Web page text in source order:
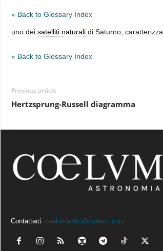
n
« Back to Glossary Index
uno dei satelliti naturalidi Saturno,
« Back to Glossary Index
Previous article
Hertzsprung-Russell diagramma
Contattaci: coelumastro@coelum.com